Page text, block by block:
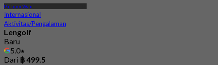
Pathum Wan
Internasional
Aktivitas/Pengalaman
Lengolf
Baru
5.0
Dari ฿ 499.5